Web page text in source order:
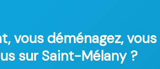
vous déménagez, vous
sur Saint-Mélany ?